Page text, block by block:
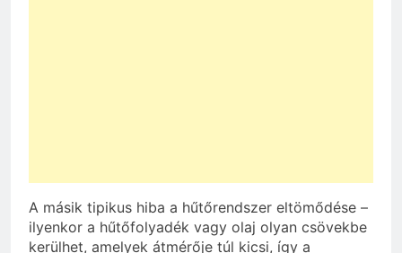
A másik tipikus hiba a hűtőrendszer eltömődése –
ilyenkor a hűtőfolyadék vagy olaj olyan csövekbe
kerülhet, amelyek átmérője túl kicsi, így a